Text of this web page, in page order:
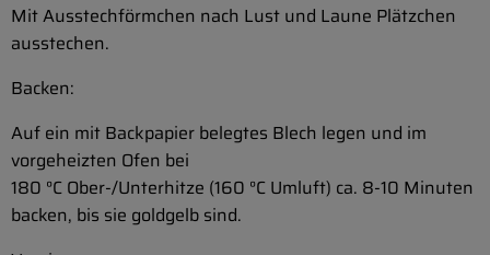
Mit Ausstechförmchen nach Lust und Laune Plätzchen
ausstechen.
Backen:
Auf ein mit Backpapier belegtes Blech legen und im
vorgeheizten Ofen bei
180 °C Ober-/Unterhitze (160 °C Umluft) ca. 8-10 Minuten
backen, bis sie goldgelb sind.